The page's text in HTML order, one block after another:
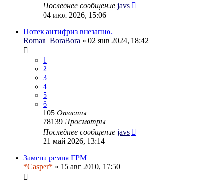
Последнее сообщение javs
04 июл 2026, 15:06
Потек антифриз внезапно.
Roman_BoraBora » 02 янв 2024, 18:42
1
2
3
4
5
6
105 Ответы
78139 Просмотры
Последнее сообщение javs
21 май 2026, 13:14
Замена ремня ГРМ
*Casper* » 15 авг 2010, 17:50